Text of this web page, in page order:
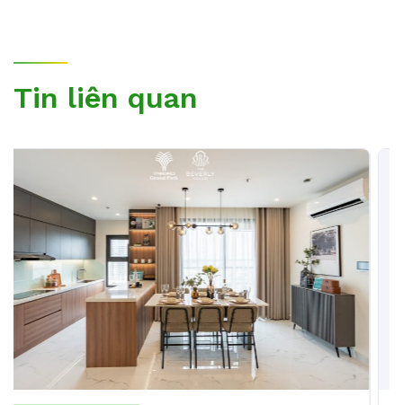
Tin liên quan